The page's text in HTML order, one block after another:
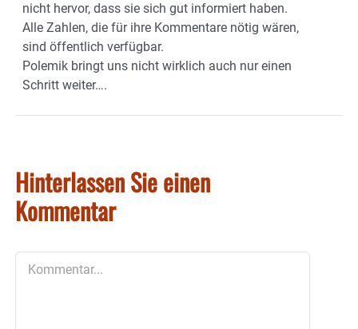
nicht hervor, dass sie sich gut informiert haben.
Alle Zahlen, die für ihre Kommentare nötig wären,
sind öffentlich verfügbar.
Polemik bringt uns nicht wirklich auch nur einen
Schritt weiter….
Hinterlassen Sie einen
Kommentar